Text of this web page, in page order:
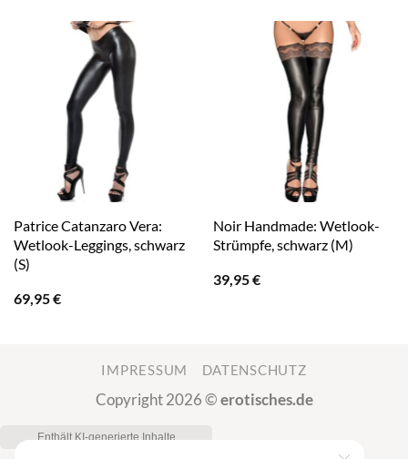
Patrice Catanzaro Vera:
Wetlook-Leggings, schwarz
(S)
69,95€
Noir Handmade: Wetlook-
Strümpfe, schwarz (M)
39,95€
IMPRESSUM DATENSCHUTZ
Copyright 2026 ©erotisches.de